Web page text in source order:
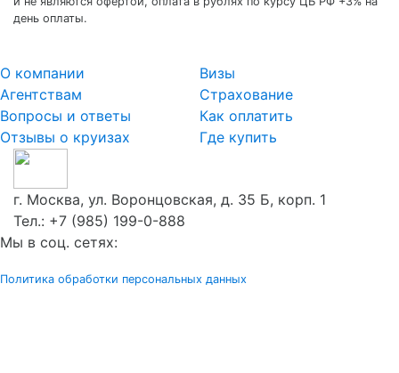
день оплаты.
О компании
Агентствам
Вопросы и ответы
Отзывы о круизах
Визы
Страхование
Как оплатить
Где купить
г. Москва, ул. Воронцовская, д. 35 Б, корп. 1
Тел.: +7 (985) 199-0-888
Мы в соц. сетях:
Политика обработки персональных данных